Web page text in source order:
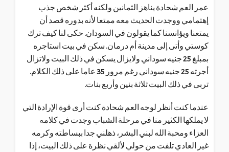
عمر العم شحادة يناهز الثمانين ولكنه أكثر شخص جذب
إهتمامي ووجدت الحديث معه ممتعا لأنه بدوره قصد أن
يمتعنا ويؤانسنا كما يقولون في السودان. حكى لنا كيف ترك
كوستي وأتى إلى مدينة أم درمان. سكن في بيت استاجره
بمبلغ 25 جنيه سوداني ولايزال يسكن في ذلك البيت ولاتزال
أجرته 25 جنيه سوداني رغم مرور 35 عاما على ذلك الكلام.
تربى في ذلك البيت ثلاثة بنين وأربع بنات.
عندما كنت أنظر لوجه العم شحادة كنت أرى قوة الإرادة التي
لا يملكها الكثير منا في مرحلة الشباب وجدت في كلامه
العزاء ومحبة الله لبني البشر، ذهلني جدا ببساطته وكرمه
غير العادي تلفت من حولي لألقي نظرة على ذلك البيت، إذا